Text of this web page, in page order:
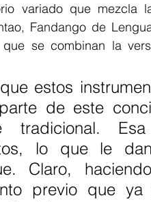
variado que
Fandango de
se combinan la
estos
de este
tradicional.
lo que le
Claro,
previo que